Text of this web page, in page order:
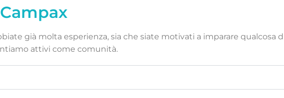
già molta esperienza, sia che siate motivati a imparare qualcosa
attivi come comunità.